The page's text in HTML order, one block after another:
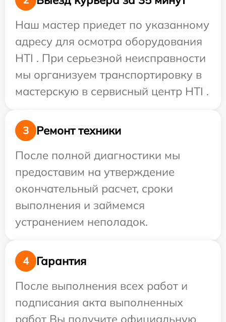
Наш мастер приедет по указанному
адресу для осмотра оборудования
HTI . При серьезной неисправности
мы организуем транспортировку в
мастерскую в сервисный центр HTI .
3
Ремонт техники
После полной диагностики мы
предоставим на утверждение
окончательный расчет, сроки
выполнения и займемся
устранением неполадок.
4
Гарантия
После выполнения всех работ и
подписания акта выполненных
работ Вы получите официальную